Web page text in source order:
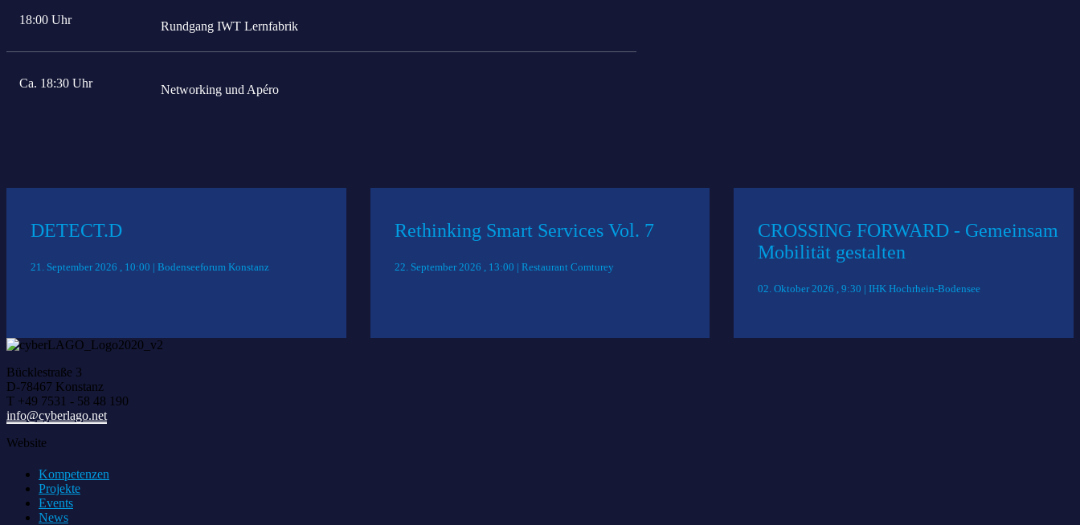
18:00 Uhr Rundgang IWT Lernfabrik
Ca. 18:30 Uhr Networking und Apéro
DETECT.D
21. September 2026 , 10:00 | Bodenseeforum Konstanz
Rethinking Smart Services Vol. 7
22. September 2026 , 13:00 | Restaurant Comturey
CROSSING FORWARD - Gemeinsam
Mobilität gestalten
02. Oktober 2026 , 9:30 | IHK Hochrhein-Bodensee
Bücklestraße 3
D-78467 Konstanz
T +49 7531 - 58 48 190
info@cyberlago.net
Website
Kompetenzen
Projekte
Events
News